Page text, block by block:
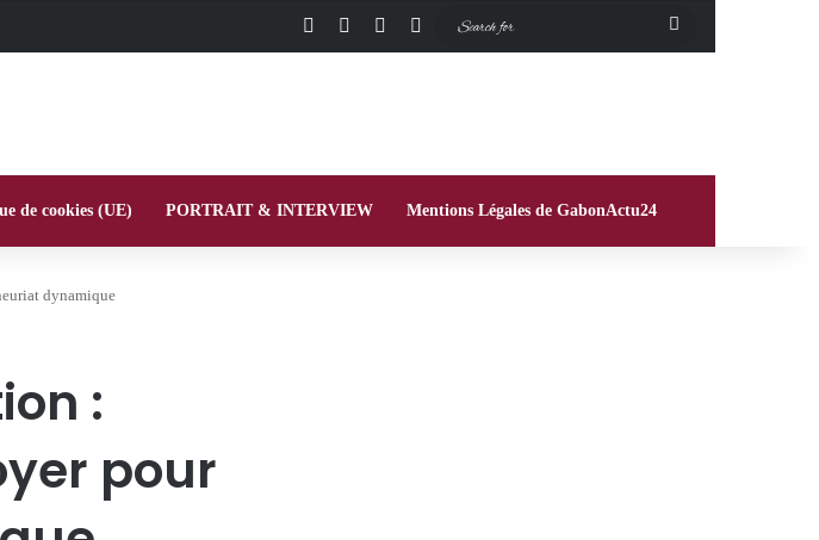
Facebook InstagramSwitch skin
de cookies (UE) PORTRAIT & INTERVIEW Mentions Légales de GabonActu24
dynamique
:
pour